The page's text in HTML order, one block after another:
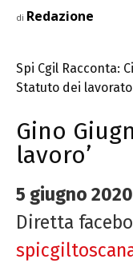
di Redazione
Spi Cgil Racconta:
Statuto dei
Gino
lavoro’
5 giugno
Diretta